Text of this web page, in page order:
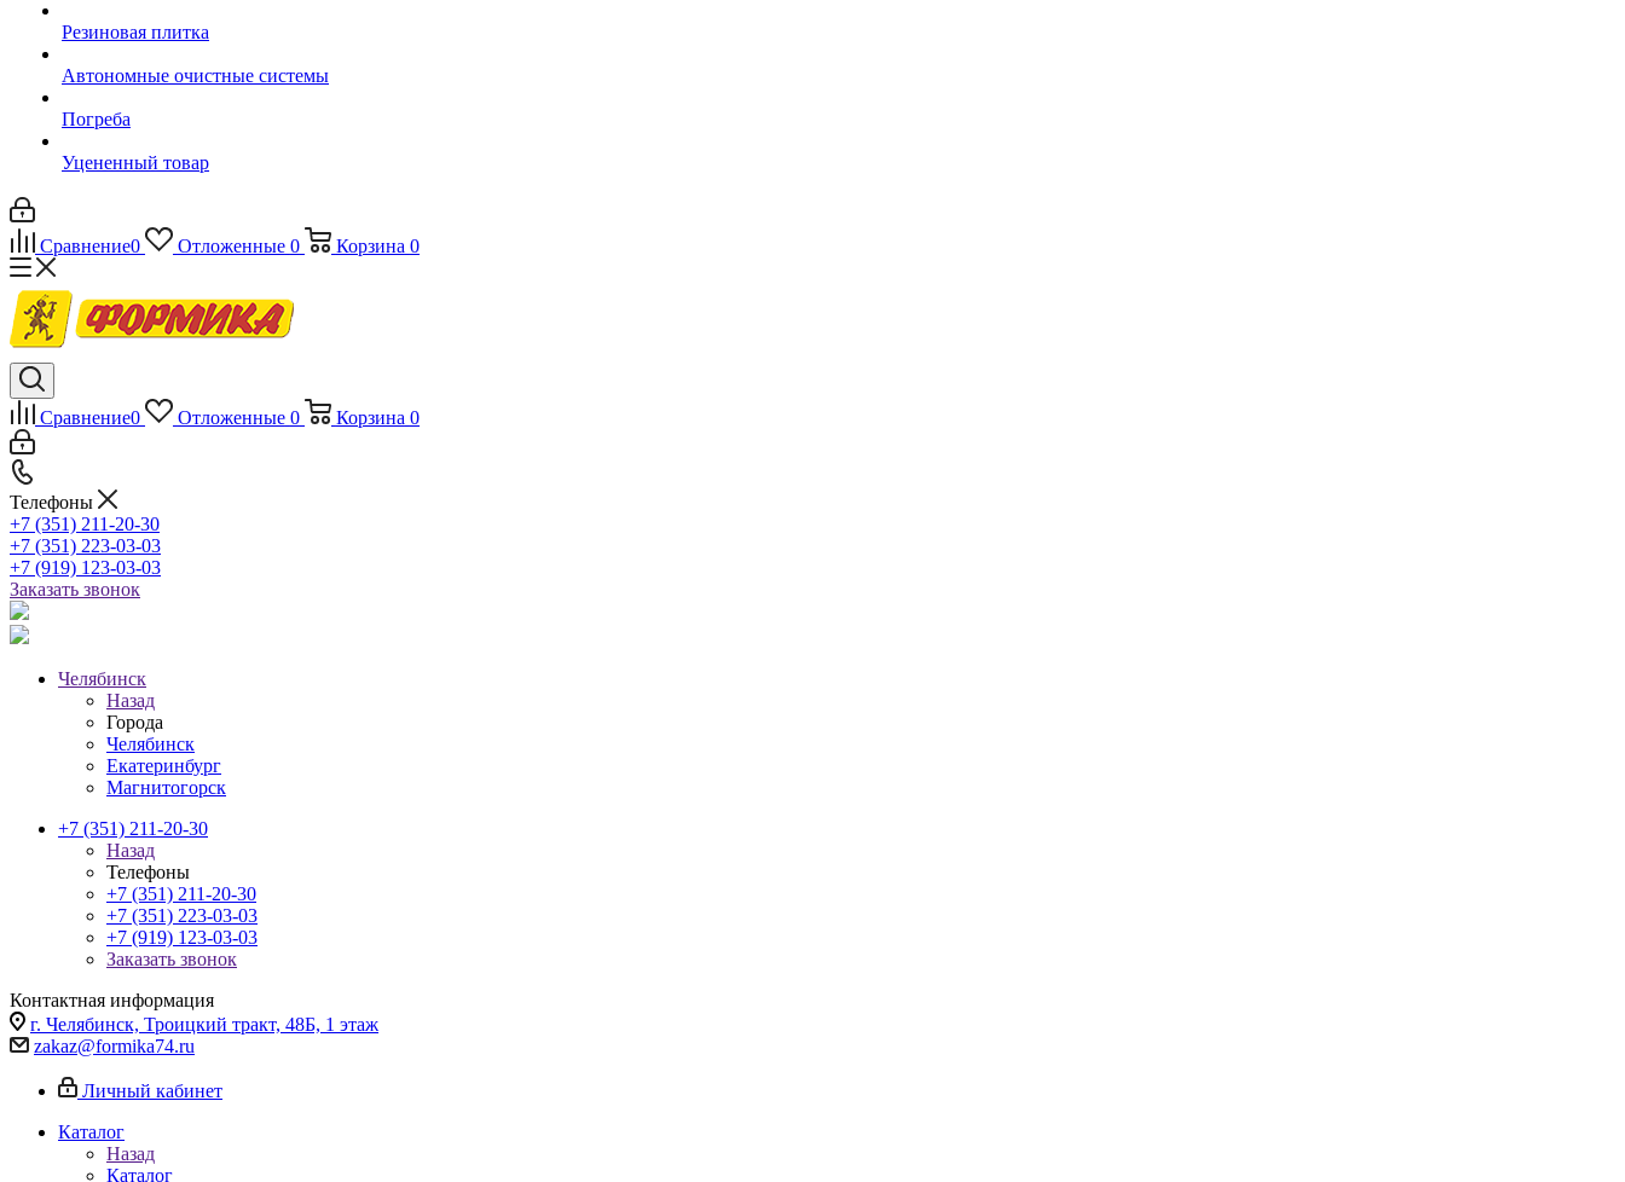
Резиновая плитка
Автономные очистные системы
Погреба
Уцененный товар
Сравнение0 Отложенные 0 Корзина 0
Сравнение0 Отложенные 0 Корзина 0
Телефоны
+7 (351) 211-20-30
+7 (351) 223-03-03
+7 (919) 123-03-03
Заказать звонок
Челябинск
Назад
Города
Челябинск
Екатеринбург
Магнитогорск
+7 (351) 211-20-30
Назад
Телефоны
+7 (351) 211-20-30
+7 (351) 223-03-03
+7 (919) 123-03-03
Заказать звонок
Контактная информация
г. Челябинск, Троицкий тракт, 48Б, 1 этаж
zakaz@formika74.ru
Личный кабинет
Каталог
Назад
Каталог